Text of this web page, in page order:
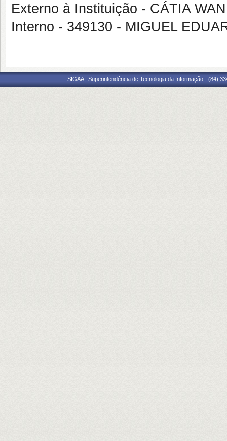
Externo à Instituição - CÁTIA
Interno - 349130 - MIGUEL
SIGAA | Superintendência de Tecnologia da Informação - (84)